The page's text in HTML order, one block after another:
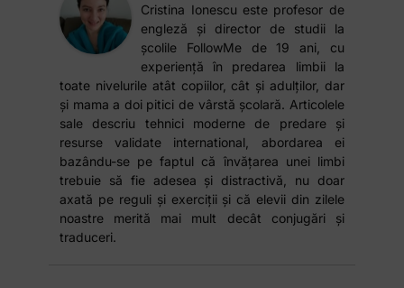
Cristina Ionescu este profesor de
engleză și director de studii la
școlile FollowMe de 19 ani, cu
experiență în predarea limbii la
toate nivelurile atât copiilor, cât și adulților, dar
și mama a doi pitici de vârstă școlară. Articolele
sale descriu tehnici moderne de predare și
resurse validate international, abordarea ei
bazându-se pe faptul că învățarea unei limbi
trebuie să fie adesea și distractivă, nu doar
axată pe reguli și exerciții și că elevii din zilele
noastre merită mai mult decât conjugări și
traduceri.